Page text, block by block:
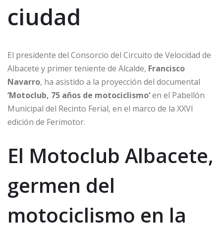
ciudad
El presidente del Consorcio del Circuito de Velocidad de
Albacete y primer teniente de Alcalde, Francisco
Navarro, ha asistido a la proyección del documental
‘Motoclub, 75 años de motociclismo’en el Pabellón
Municipal del Recinto Ferial, en el marco de la XXVI
edición de Ferimotor.
El Motoclub Albacete,
germen del
motociclismo en la